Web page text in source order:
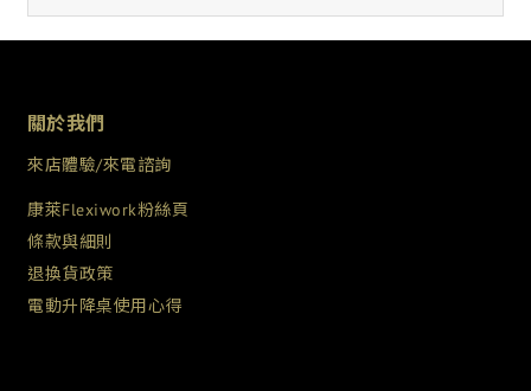
關於我們
來店體驗/來電諮詢
康萊Flexiwork粉絲頁
條款與細則
退換貨政策
電動升降桌使用心得